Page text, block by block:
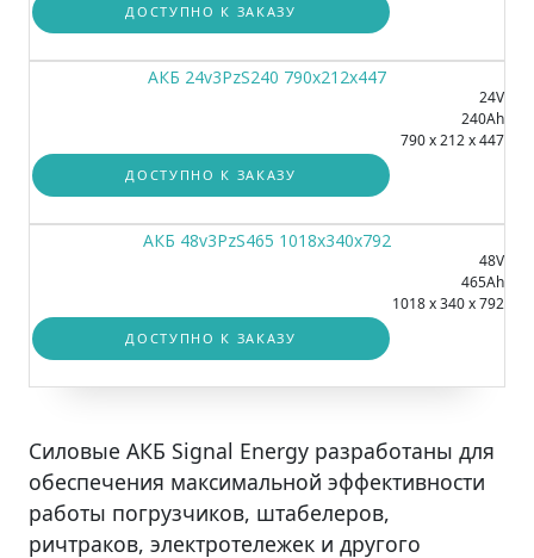
ДОСТУПНО К ЗАКАЗУ
АКБ 24v3PzS240 790x212x447
24V
240Ah
790 x 212 x 447
ДОСТУПНО К ЗАКАЗУ
АКБ 48v3PzS465 1018x340x792
48V
465Ah
1018 x 340 x 792
ДОСТУПНО К ЗАКАЗУ
Силовые АКБ Signal Energy разработаны для
обеспечения максимальной эффективности
работы погрузчиков, штабелеров,
ричтраков, электротележек и другого